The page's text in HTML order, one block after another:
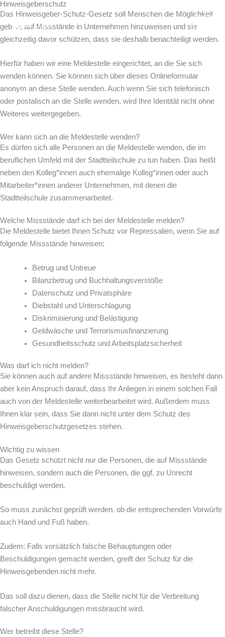
Zum
Inhalt
springen
Hinweisgeberschutz
Das Hinweisgeber-Schutz-Gesetz soll Menschen die Möglichkeit
geben, auf Missstände in Unternehmen hinzuweisen und sie
gleichzeitig davor schützen, dass sie deshalb benachteiligt werden.
Hierfür haben wir eine Meldestelle eingerichtet, an die Sie sich
wenden können. Sie können sich über dieses Onlineformular
anonym an diese Stelle wenden. Auch wenn Sie sich telefonisch
oder postalisch an die Stelle wenden, wird Ihre Identität nicht ohne
Weiteres weitergegeben.
Wer kann sich an die Meldestelle wenden?
Es dürfen sich alle Personen an die Meldestelle wenden, die im
beruflichen Umfeld mit der Stadtteilschule zu tun haben. Das heißt
neben den Kolleg*innen auch ehemalige Kolleg*innen oder auch
Mitarbeiter*innen anderer Unternehmen, mit denen die
Stadtteilschule zusammenarbeitet.
Welche Missstände darf ich bei der Meldestelle melden?
Die Meldestelle bietet Ihnen Schutz vor Repressalien, wenn Sie auf
folgende Missstände hinweisen:
Betrug und Untreue
Bilanzbetrug und Buchhaltungsverstöße
Datenschutz und Privatsphäre
Diebstahl und Unterschlagung
Diskriminierung und Belästigung
Geldwäsche und Terrorismusfinanzierung
Gesundheitsschutz und Arbeitsplatzsicherheit
Was darf ich nicht melden?
Sie können auch auf andere Missstände hinweisen, es besteht dann
aber kein Anspruch darauf, dass Ihr Anliegen in einem solchen Fall
auch von der Meldestelle weiterbearbeitet wird. Außerdem muss
Ihnen klar sein, dass Sie dann nicht unter dem Schutz des
Hinweisgeberschutzgesetzes stehen.
Wichtig zu wissen
Das Gesetz schützt nicht nur die Personen, die auf Missstände
hinweisen, sondern auch die Personen, die ggf. zu Unrecht
beschuldigt werden.
So muss zunächst geprüft werden, ob die entsprechenden Vorwürfe
auch Hand und Fuß haben.
Zudem: Falls vorsätzlich falsche Behauptungen oder
Beschuldigungen gemacht werden, greift der Schutz für die
Hinweisgebenden nicht mehr.
Das soll dazu dienen, dass die Stelle nicht für die Verbreitung
falscher Anschuldigungen missbraucht wird.
Wer betreibt diese Stelle?